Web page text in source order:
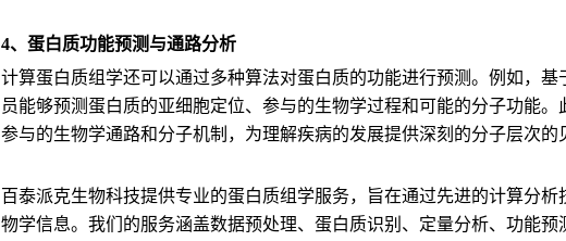
4、蛋白质功能预测与通路分析
计算蛋白质组学还可以通过多种算法对蛋白质的功能进行预测。例如，
员能够预测蛋白质的亚细胞定位、参与的生物学过程和可能的分子功能
参与的生物学通路和分子机制，为理解疾病的发展提供深刻的分子层次的
百泰派克生物科技提供专业的蛋白质组学服务，旨在通过先进的计算分
物学信息。我们的服务涵盖数据预处理、蛋白质识别、定量分析、功能